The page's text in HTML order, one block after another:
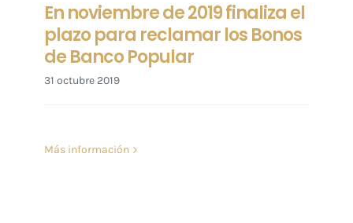
En noviembre de 2019 finaliza el
plazo para reclamar los Bonos
de Banco Popular
31 octubre 2019
Más información